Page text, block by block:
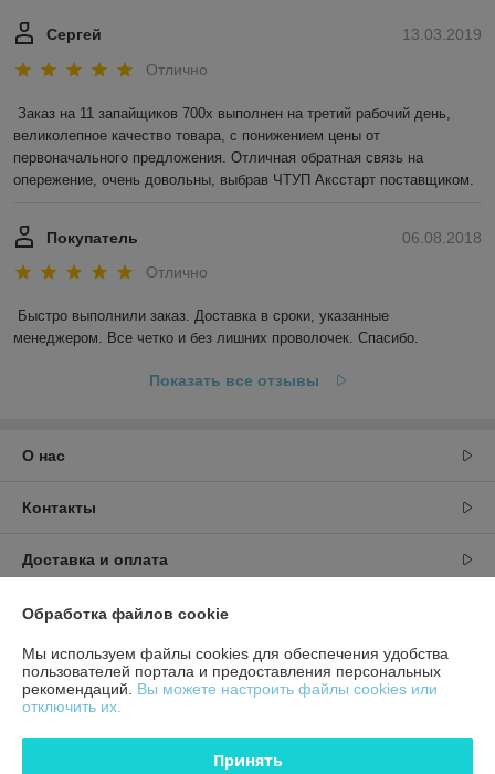
13.03.2019
Сергей
Отлично
Заказ на 11 запайщиков 700х выполнен на третий рабочий день,
великолепное качество товара, с понижением цены от
первоначального предложения. Отличная обратная связь на
опережение, очень довольны, выбрав ЧТУП Аксстарт поставщиком.
06.08.2018
Покупатель
Отлично
Быстро выполнили заказ. Доставка в сроки, указанные
менеджером. Все четко и без лишних проволочек. Спасибо.
Показать все отзывы
О нас
Контакты
Доставка и оплата
График работы
Полная версия сайта
Политика обработки cookies
Сайт создан на платформе Deal.by
Обработка файлов cookie
Мы используем файлы cookies для обеспечения удобства
пользователей портала и предоставления персональных
рекомендаций. Вы можете настроить файлы cookies или
отключить их.
Принять